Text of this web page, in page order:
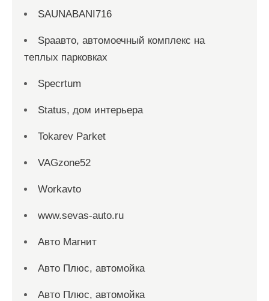
SAUNABANI716
Spaавто, автомоечный комплекс на
теплых парковках
Specrtum
Status, дом интерьера
Tokarev Parket
VAGzone52
Workavto
www.sevas-auto.ru
Авто Магнит
Авто Плюс, автомойка
Авто Плюс, автомойка